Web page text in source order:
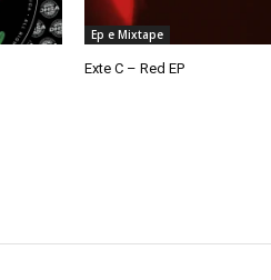
Ep e Mixtape
Exte C – Red EP